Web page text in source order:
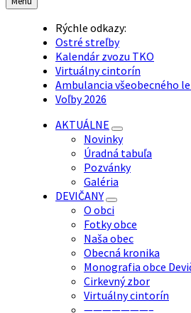
Rýchle odkazy:
Ostré streľby
Kalendár zvozu TKO
Virtuálny cintorín
Ambulancia všeobecného
Voľby 2026
AKTUÁLNE
Novinky
Úradná tabuľa
Pozvánky
Galéria
DEVIČANY
O obci
Fotky obce
Naša obec
Obecná kronika
Monografia obce
Cirkevný zbor
Virtuálny cintorín
———————–